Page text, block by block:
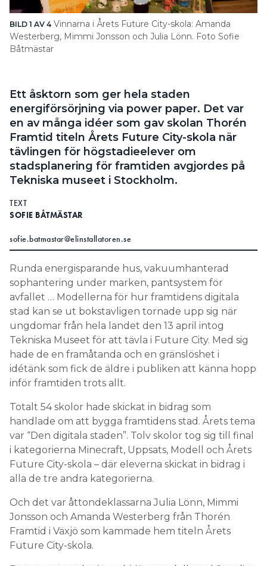
Search for:
BILD 1 AV 4 Vinnarna i Årets Future City-skola: Amanda
Westerberg, Mimmi Jonsson och Julia Lönn. Foto Sofie
Båtmästar
Ett åsktorn som ger hela staden
energiförsörjning via power paper. Det var
en av många idéer som gav skolan Thorén
Framtid titeln Årets Future City-skola när
tävlingen för högstadieelever om
stadsplanering för framtiden avgjordes på
Tekniska museet i Stockholm.
TEXT
SOFIE BÅTMÄSTAR
sofie.batmastar@elinstallatoren.se
Runda energisparande hus, vakuumhanterad
sophantering under marken, pantsystem för
avfallet … Modellerna för hur framtidens digitala
stad kan se ut bokstavligen tornade upp sig när
ungdomar från hela landet den 13 april intog
Tekniska Museet för att tävla i Future City. Med sig
hade de en framåtanda och en gränslöshet i
idétänk som fick de äldre i publiken att känna hopp
inför framtiden trots allt.
Totalt 54 skolor hade skickat in bidrag som
handlade om att bygga framtidens stad. Årets tema
var “Den digitala staden”. Tolv skolor tog sig till final
i kategorierna Minecraft, Uppsats, Modell och Årets
Future City-skola – där eleverna skickat in bidrag i
alla de tre andra kategorierna.
Och det var åttondeklassarna Julia Lönn, Mimmi
Jonsson och Amanda Westerberg från Thorén
Framtid i Växjö som kammade hem titeln Årets
Future City-skola.